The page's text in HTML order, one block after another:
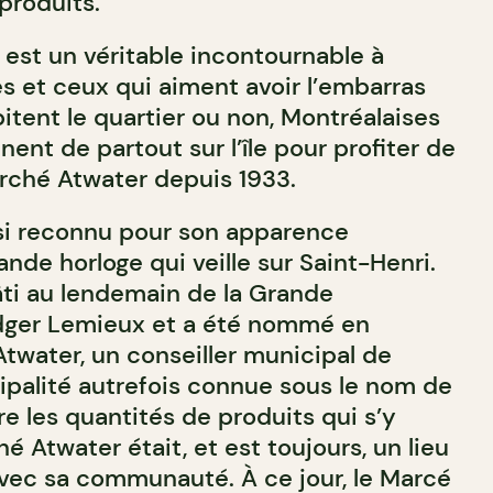
un véritable incontournable à
et ceux qui aiment avoir l’embarras
le quartier ou non, Montréalaises
de partout sur l’île pour profiter de
Atwater depuis 1933.
reconnu pour son apparence
horloge qui veille sur Saint-Henri.
au lendemain de la Grande
Lemieux et a été nommé en
un conseiller municipal de
autrefois connue sous le nom de
les quantités de produits qui s’y
Atwater était, et est toujours, un lieu
sa communauté. À ce jour, le Marcé